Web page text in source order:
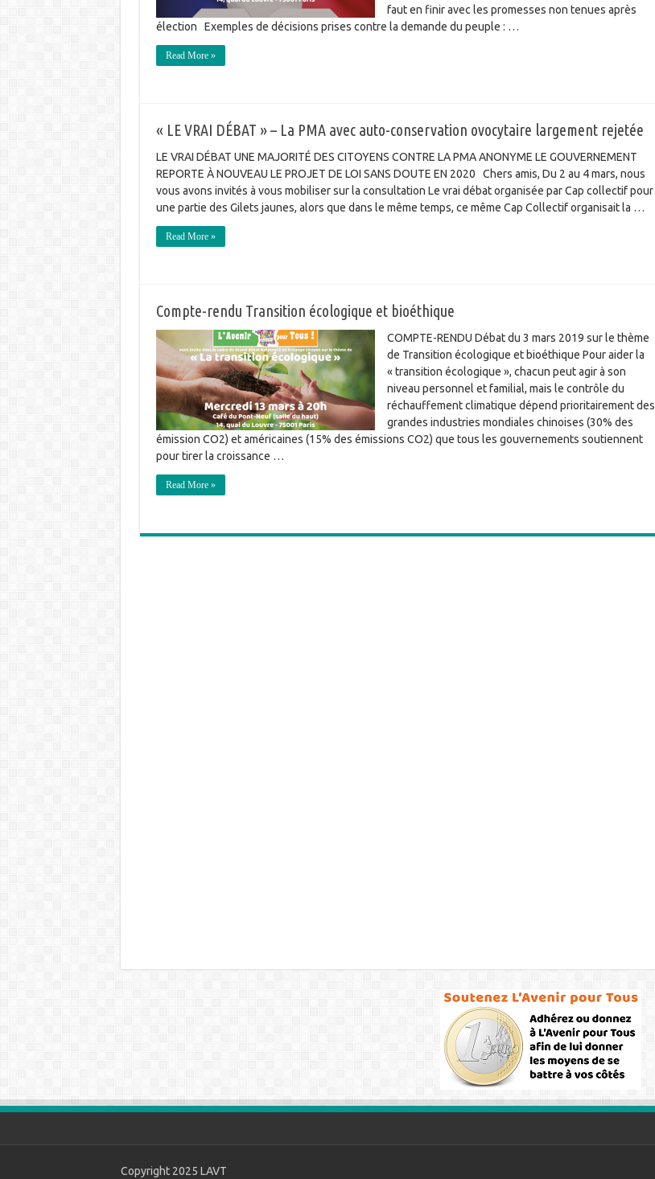
faut en finir avec les promesses non tenues après
élection Exemples de décisions prises contre la demande du peuple : …
Read More »
« LE VRAI DÉBAT » – La PMA avec auto-conservation ovocytaire largement rejetée
LE VRAI DÉBAT UNE MAJORITÉ DES CITOYENS CONTRE LA PMA ANONYME LE GOUVERNEMENT
REPORTE À NOUVEAU LE PROJET DE LOI SANS DOUTE EN 2020 Chers amis, Du 2 au 4 mars, nous
vous avons invités à vous mobiliser sur la consultation Le vrai débat organisée par Cap collectif pour
une partie des Gilets jaunes, alors que dans le même temps, ce même Cap Collectif organisait la …
Read More »
Compte-rendu Transition écologique et bioéthique
COMPTE-RENDU Débat du 3 mars 2019 sur le thème
de Transition écologique et bioéthique Pour aider la
« transition écologique », chacun peut agir à son
niveau personnel et familial, mais le contrôle du
réchauffement climatique dépend prioritairement des
grandes industries mondiales chinoises (30% des
émission CO2) et américaines (15% des émissions CO2) que tous les gouvernements soutiennent
pour tirer la croissance …
Read More »
Copyright 2025 LAVT